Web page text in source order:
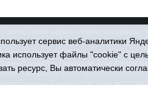
© При использовании материалов ссылка
Адрес редакции: 627750 Тюменская область,
Адрес электронной почты:IshimPravda-
сервис веб-аналитики
использует файлы "cookie" с
ресурс, Вы автоматически